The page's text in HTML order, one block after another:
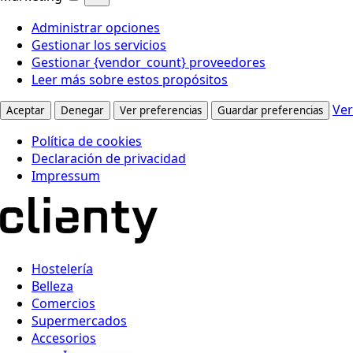
Administrar opciones
Gestionar los servicios
Gestionar {vendor_count} proveedores
Leer más sobre estos propósitos
Aceptar Denegar Ver preferencias Guardar preferencias
Política de cookies
Declaración de privacidad
Impressum
Hostelería
Belleza
Comercios
Supermercados
Accesorios